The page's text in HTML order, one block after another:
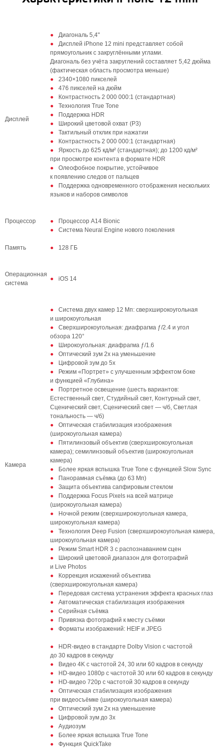
Дисплей
Диагональ 5,4"
Дисплей iPhone 12 mini представляет собой
прямоугольник с закруглёнными углами.
Диагональ без учёта закруглений составляет 5,42 дюйма
(фактическая область просмотра меньше)
2340×1080 пикселей
476 пикселей на дюйм
Контрастность 2 000 000:1 (стандартная)
Технология True Tone
Поддержка HDR
Широкий цветовой охват (P3)
Тактильный отклик при нажатии
Контрастность 2 000 000:1 (стандартная)
Яркость до 625 кд/м² (стандартная); до 1200 кд/м²
при просмотре контента в формате HDR
Олеофобное покрытие, устойчивое
к появлению следов от пальцев
Поддержка одновременного отображения нескольких
языков и наборов символов
Процессор
Процессор А14 Bionic
Система Neural Engine нового поколения
Память 128 ГБ
Операционная
система
iOS 14
Камера
Система двух камер 12 Мп: сверхширокоугольная
и широкоугольная
Сверхширокоугольная: диафрагма ƒ/2.4 и угол
обзора 120°
Широкоугольная: диафрагма ƒ/1.6
Оптический зум 2x на уменьшение
Цифровой зум до 5x
Режим «Портрет» с улучшенным эффектом боке
и функцией «Глубина»
Портретное освещение (шесть вариантов:
Естественный свет, Студийный свет, Контурный свет,
Сценический свет, Сценический свет — ч/б, Светлая
тональность — ч/б)
Оптическая стабилизация изображения
(широкоугольная камера)
Пятилинзовый объектив (сверхширокоугольная
камера); семилинзовый объектив (широкоугольная
камера)
Более яркая вспышка True Tone с функцией Slow Sync
Панорамная съёмка (до 63 Мп)
Защита объектива сапфировым стеклом
Поддержка Focus Pixels на всей матрице
(широкоугольная камера)
Ночной режим (сверхширокоугольная камера,
широкоугольная камера)
Технология Deep Fusion (сверхширокоугольная камера,
широкоугольная камера)
Режим Smart HDR 3 с распознаванием сцен
Широкий цветовой диапазон для фотографий
и Live Photos
Коррекция искажений объектива
(сверхширокоугольная камера)
Передовая система устранения эффекта красных глаз
Автоматическая стабилизация изображения
Серийная съёмка
Привязка фотографий к месту съёмки
Форматы изображений: HEIF и JPEG
HDR‑видео в стандарте Dolby Vision с частотой
до 30 кадров в секунду
Видео 4K с частотой 24, 30 или 60 кадров в секунду
HD‑видео 1080p с частотой 30 или 60 кадров в секунду
HD‑видео 720p с частотой 30 кадров в секунду
Оптическая стабилизация изображения
при видеосъёмке (широкоугольная камера)
Оптический зум 2x на уменьшение
Цифровой зум до 3x
Аудиозум
Более яркая вспышка True Tone
Функция QuickTake